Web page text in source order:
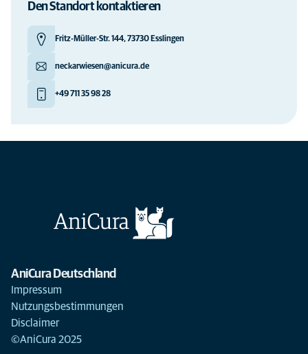
Den Standort kontaktieren
Fritz-Müller-Str. 144, 73730 Esslingen
neckarwiesen@anicura.de
+49 711 35 98 28
AniCura Deutschland
Impressum
Nutzungsbestimmungen
Disclaimer
©AniCura 2025